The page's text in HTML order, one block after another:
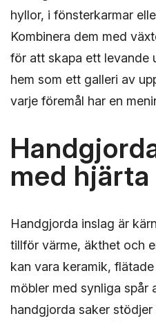
hyllor, i fönsterkarmar
Kombinera dem med
för att skapa ett levande
hem som ett galleri av
varje föremål har en
med hjärta
Handgjorda inslag är
tillför värme, äkthet och
kan vara keramik,
möbler med synliga spår
handgjorda saker